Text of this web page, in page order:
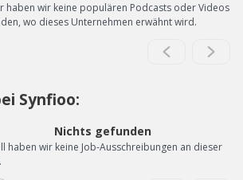
haben wir keine populären Podcasts oder Videos
wo dieses Unternehmen erwähnt wird.
Synfioo:
Nichts gefunden
haben wir keine Job-Ausschreibungen an dieser